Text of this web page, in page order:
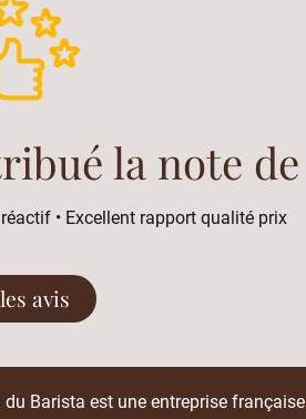
la note de
• Excellent rapport qualité prix
avis
du Barista est une entreprise française